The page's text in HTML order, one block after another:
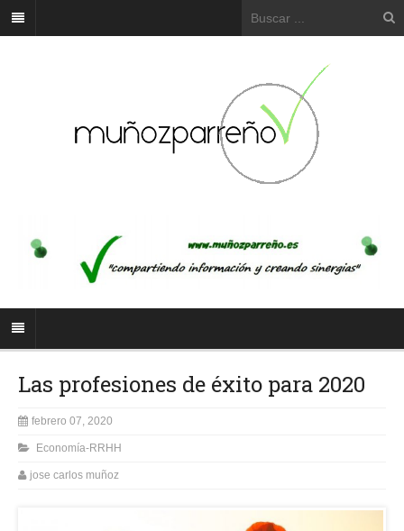
Las profesiones de éxito para 2020
febrero 07, 2020
Economía-RRHH
jose carlos muñoz